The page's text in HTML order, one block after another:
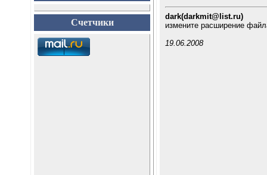
Счетчики
dark(darkmit@list.ru)
измените расширение
19.06.2008